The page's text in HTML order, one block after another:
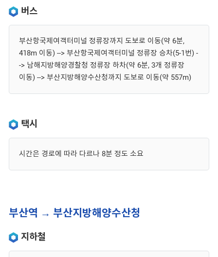
버스
부산항국제여객터미널 정류장까지 도보로 이동(약 6분,
418m 이동) --> 부산항국제여객터미널 정류장 승차(5-1번) -
-> 남해지방해양경찰청 정류장 하차(약 6분, 3개 정류장
이동) --> 부산지방해양수산청까지 도보로 이동(약 557m)
택시
시간은 경로에 따라 다르나 8분 정도 소요
부산역 → 부산지방해양수산청
지하철